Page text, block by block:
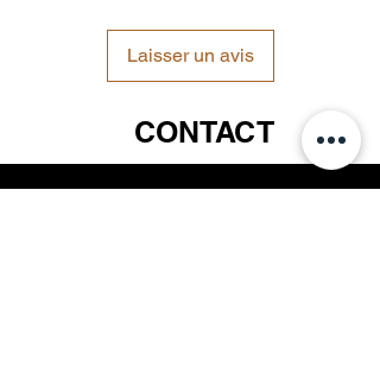
Laisser un avis
CONTACT